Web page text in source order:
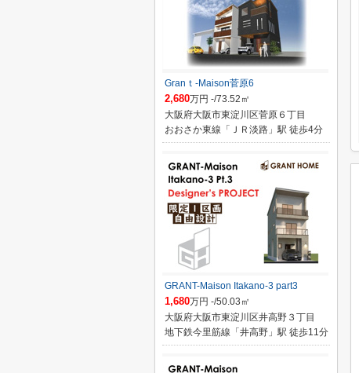
Granｔ-Maison菅原6
2,680万円 -/73.52㎡
大阪府大阪市東淀川区菅原６丁目
おおさか東線「ＪＲ淡路」駅 徒歩4分
GRANT-Maison Itakano-3 part3
1,680万円 -/50.03㎡
大阪府大阪市東淀川区井高野３丁目
地下鉄今里筋線「井高野」駅 徒歩11分